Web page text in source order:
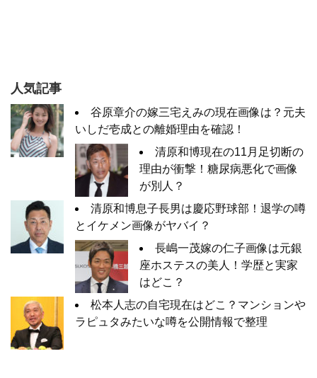
人気記事
谷原章介の嫁三宅えみの現在画像は？元夫
いしだ壱成との離婚理由を確認！
清原和博現在の11月足切断の
理由が衝撃！糖尿病悪化で画像
が別人？
清原和博息子長男は慶応野球部！退学の噂
とイケメン画像がヤバイ？
長嶋一茂嫁の仁子画像は元銀
座ホステスの美人！学歴と実家
はどこ？
松本人志の自宅現在はどこ？マンションや
ラピュタみたいな噂を公開情報で整理